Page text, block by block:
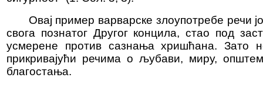
Овај пример варварске злоупотребе речи
свога познатог Другог концила, стао под
усмерене против сазнања хришћана. Зато
прикривајући речима о љубави, миру,
благостања.